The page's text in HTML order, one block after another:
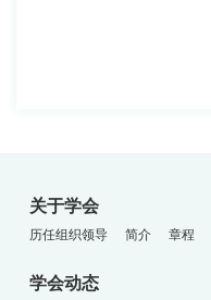
关于学会
历任组织领导 简介 章程
学会动态